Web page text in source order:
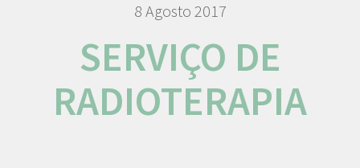
8 Agosto 2017
SERVIÇO DE
RADIOTERAPIA